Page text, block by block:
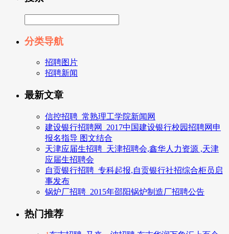
分类导航
招聘图片
招聘新闻
最新文章
信控招聘_常熟理工学院新闻网
建设银行招聘网_2017中国建设银行校园招聘网申
报名指导 图文结合
天津应届生招聘_天津招聘会,鑫华人力资源 ,天津
应届生招聘会
自贡银行招聘_专科起报,自贡银行社招综合柜员启
事发布
锅炉厂招聘_2015年邵阳锅炉制造厂招聘公告
热门推荐